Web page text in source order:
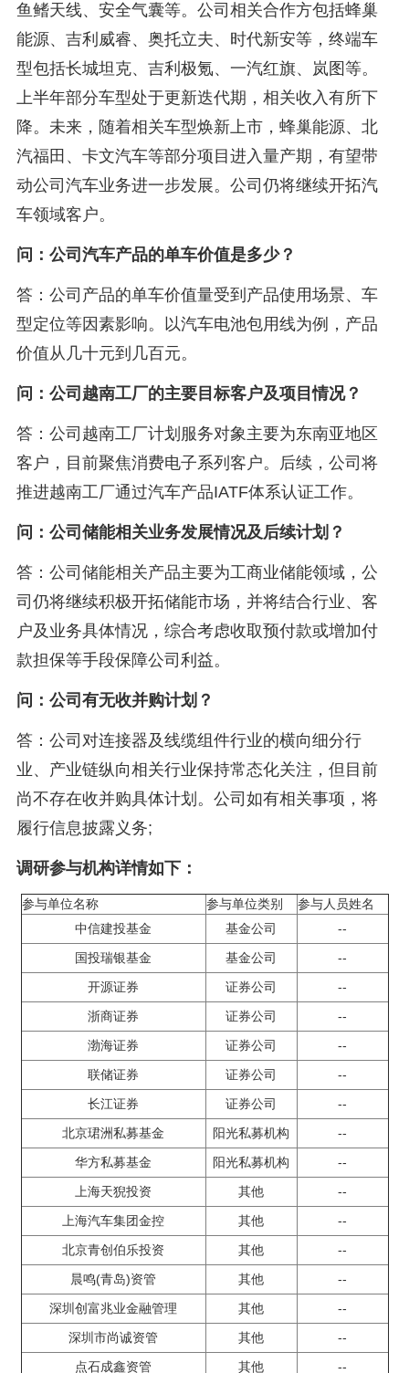
鱼鳍天线、安全气囊等。公司相关合作方包括蜂巢
能源、吉利威睿、奥托立夫、时代新安等，终端车
型包括长城坦克、吉利极氪、一汽红旗、岚图等。
上半年部分车型处于更新迭代期，相关收入有所下
降。未来，随着相关车型焕新上市，蜂巢能源、北
汽福田、卡文汽车等部分项目进入量产期，有望带
动公司汽车业务进一步发展。公司仍将继续开拓汽
车领域客户。
问：公司汽车产品的单车价值是多少？
答：公司产品的单车价值量受到产品使用场景、车
型定位等因素影响。以汽车电池包用线为例，产品
价值从几十元到几百元。
问：公司越南工厂的主要目标客户及项目情况？
答：公司越南工厂计划服务对象主要为东南亚地区
客户，目前聚焦消费电子系列客户。后续，公司将
推进越南工厂通过汽车产品IATF体系认证工作。
问：公司储能相关业务发展情况及后续计划？
答：公司储能相关产品主要为工商业储能领域，公
司仍将继续积极开拓储能市场，并将结合行业、客
户及业务具体情况，综合考虑收取预付款或增加付
款担保等手段保障公司利益。
问：公司有无收并购计划？
答：公司对连接器及线缆组件行业的横向细分行
业、产业链纵向相关行业保持常态化关注，但目前
尚不存在收并购具体计划。公司如有相关事项，将
履行信息披露义务;
调研参与机构详情如下：
参与单位名称 参与单位类别
参与人员姓名
中信建投基金
基金公司
--
国投瑞银基金
基金公司
--
开源证券
证券公司
--
浙商证券
证券公司
--
渤海证券
证券公司
--
联储证券
证券公司
--
长江证券
证券公司
--
北京珺洲私募基金
阳光私募机构
--
华方私募基金
阳光私募机构
--
上海天猊投资
其他
--
上海汽车集团金控
其他
--
北京青创伯乐投资
其他
--
晨鸣(青岛)资管
其他
--
深圳创富兆业金融管理
其他
--
深圳市尚诚资管
其他
--
点石成鑫资管
其他 --